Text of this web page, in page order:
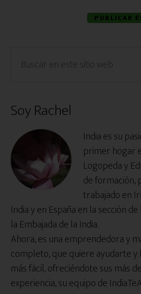
Barra
lateral
web
Soy Rachel
India es su
primer hogar
Logopeda y
de formación,
trabajado en
India y en España en la sección
la Embajada de la India.
Ahora, es una emprendedora y
completo, que quiere ayudarte y
más fácil, ofreciéndote sus más
experiencia, su equipo de